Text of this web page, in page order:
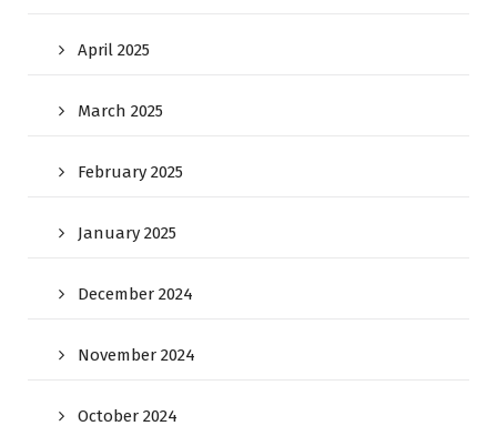
April 2025
March 2025
February 2025
January 2025
December 2024
November 2024
October 2024